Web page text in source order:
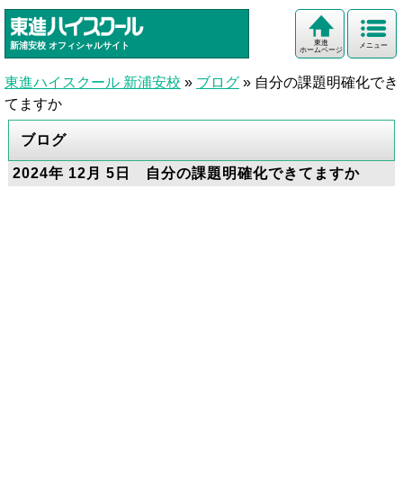
新浦安校 オフィシャルサイト メニュー
東進
ホームページ
東進ハイスクール 新浦安校 » ブログ » 自分の課題明確化でき
てますか
ブログ
2024年 12月 5日 自分の課題明確化できてますか